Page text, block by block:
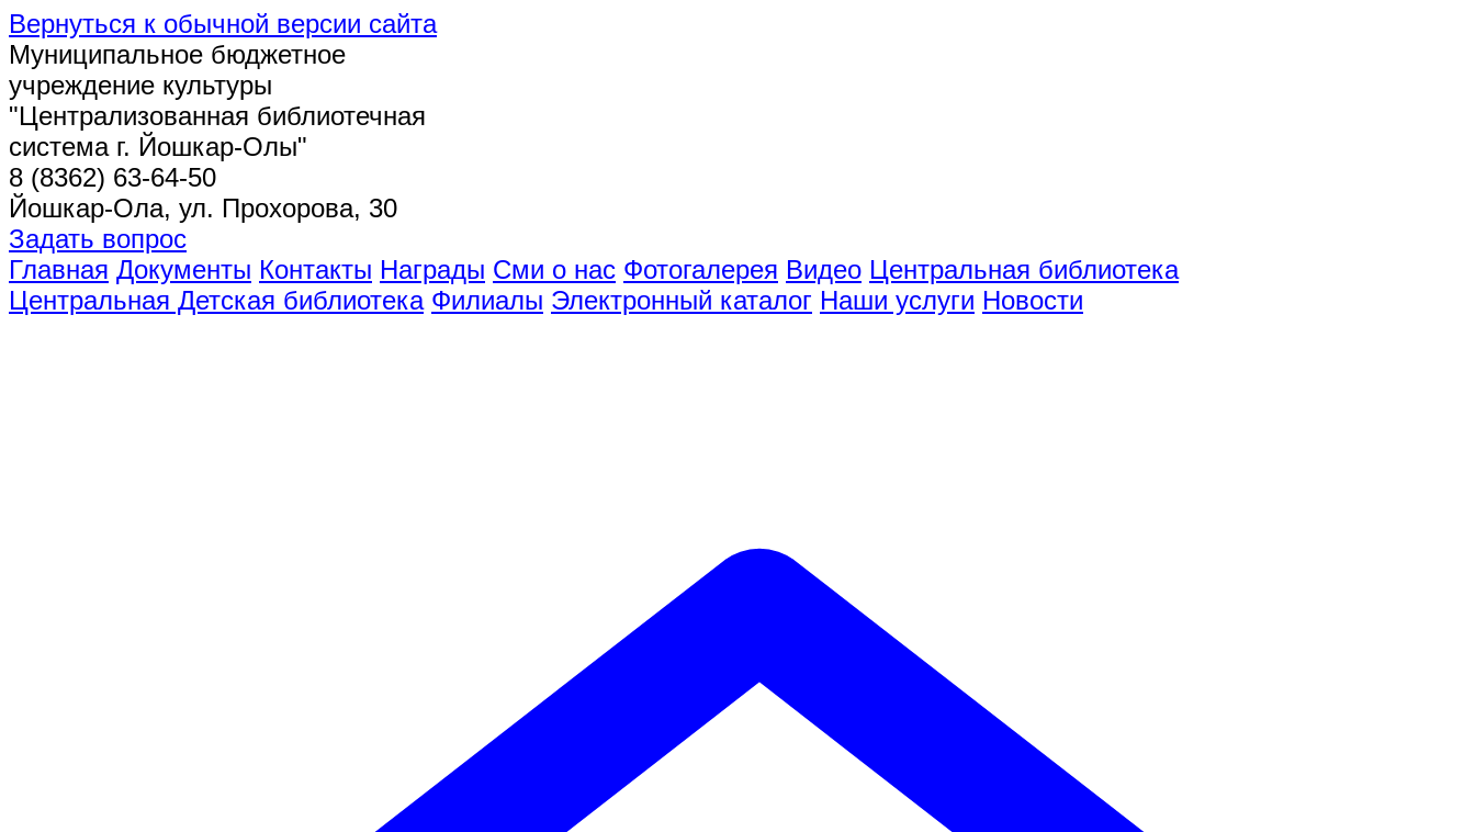
Вернуться к обычной версии сайта
Муниципальное бюджетное
учреждение культуры
"Централизованная библиотечная
система г. Йошкар-Олы"
8 (8362) 63-64-50
Йошкар-Ола, ул. Прохорова, 30
Задать вопрос
Главная Документы Контакты Награды Сми о нас Фотогалерея Видео Центральная библиотека
Центральная Детская библиотека Филиалы Электронный каталог Наши услуги Новости